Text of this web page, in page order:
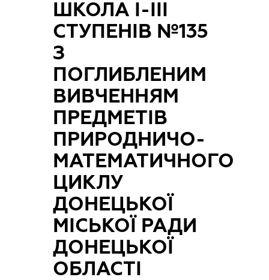
ШКОЛА I-III
СТУПЕНІВ №135
З
ПОГЛИБЛЕНИМ
ВИВЧЕННЯМ
ПРЕДМЕТІВ
ПРИРОДНИЧО-
МАТЕМАТИЧНОГО
ЦИКЛУ
ДОНЕЦЬКОЇ
МІСЬКОЇ РАДИ
ДОНЕЦЬКОЇ
ОБЛАСТІ